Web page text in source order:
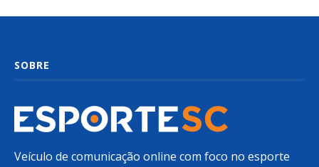
SOBRE
Veículo de comunicação online com foco no esporte